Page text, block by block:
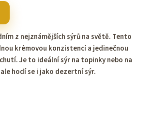
z nejznámějších sýrů na světě. Tento
krémovou konzistencí a jedinečnou
Je to ideální sýr na topinky nebo na
hodí se i jako dezertní sýr.